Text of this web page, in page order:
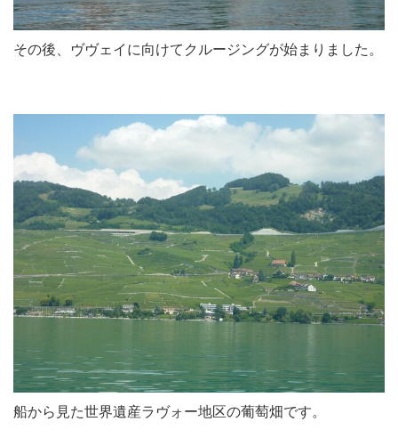
その後、ヴヴェイに向けてクルージングが始まりました。
船から見た世界遺産ラヴォー地区の葡萄畑です。